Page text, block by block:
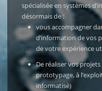
spécialisée en systèmes
désormais de :
vous accompagner
d’information de vos
de votre expérience
De réaliser vos
prototypage, à
informatisé)